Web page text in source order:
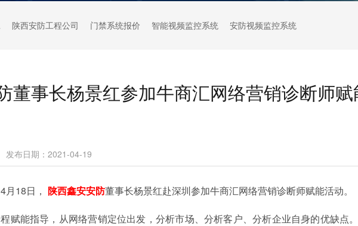
陕西安防工程公司 门禁系统报价 智能视频监控系统 安防视频监控系统
董事长杨景红参加牛商汇网络营销诊断师
发布日期：2021-04-19
18日， 陕西鑫安安防董事长杨景红赴深圳参加牛商汇网络营销诊断师赋能活动。
能指导，从网络营销定位出发，分析市场、分析客户、分析企业自身的优缺点